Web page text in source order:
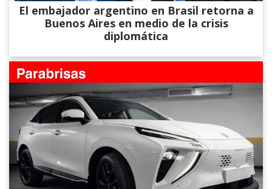
El embajador argentino en Brasil retorna a
Buenos Aires en medio de la crisis
diplomática